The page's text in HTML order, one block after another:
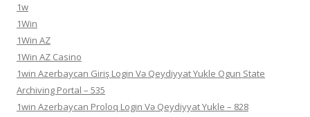
1w
1Win
1Win AZ
1Win AZ Casino
1win Azerbaycan Giriş Login Və Qeydiyyat Yukle Ogun State
Archiving Portal – 535
1win Azerbaycan Proloq Login Və Qeydiyyat Yukle – 828